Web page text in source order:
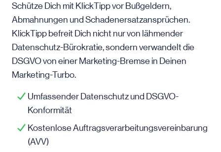
Schütze Dich mit KlickTipp vor Bußgeldern,
Abmahnungen und Schadenersatzansprüchen.
KlickTipp befreit Dich nicht nur von lähmender
Datenschutz-Bürokratie, sondern verwandelt die
DSGVO von einer Marketing-Bremse in Deinen
Marketing-Turbo.
Umfassender Datenschutz und DSGVO-
Konformität
Kostenlose Auftragsverarbeitungsvereinbarung
(AVV)